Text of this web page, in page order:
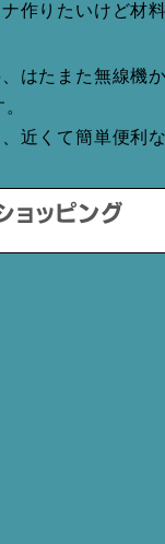
作りたいけど材
はたまた無線機
近くて簡単便利